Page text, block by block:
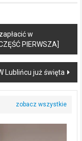
w
PIERWSZA]
Lublińcu już święta